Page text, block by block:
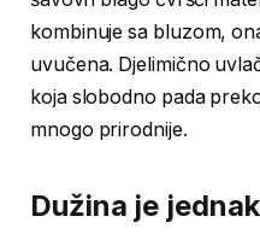
kombinuje sa bluzom,
uvučena. Djelimično
koja slobodno pada
mnogo prirodnije.
Dužina je